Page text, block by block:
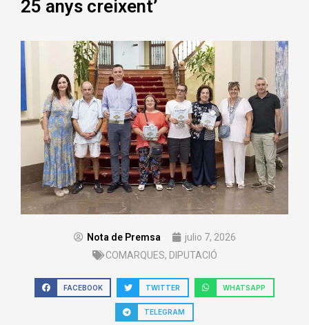
25 anys creixent’
Nota de Premsa
julio 7, 2026
COMARQUES, DIPUTACIÓ
FACEBOOK TWITTER WHATSAPP
TELEGRAM